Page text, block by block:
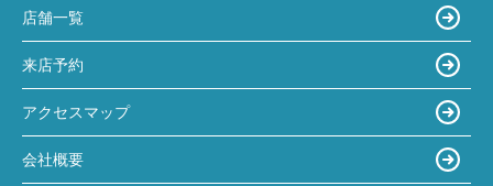
店舗一覧
来店予約
アクセスマップ
会社概要